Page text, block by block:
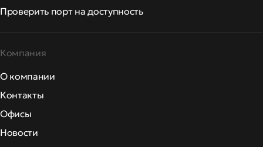
Проверить порт на доступность
Компания
О компании
Контакты
Офисы
Новости